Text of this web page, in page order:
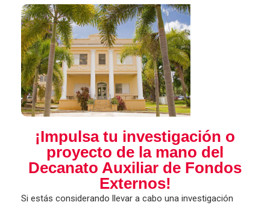
¡Impulsa tu investigación o
proyecto de la mano del
Decanato Auxiliar de Fondos
Externos!
Si estás considerando llevar a cabo una investigación